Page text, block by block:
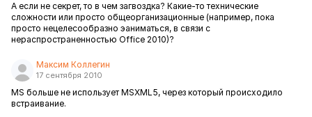
А если не секрет, то в чем загвоздка? Какие-то технические
сложности или просто общеорганизационные (например, пока
просто нецелесообразно эаниматься, в связи с
нераспространенностью Office 2010)?
Максим Коллегин
17 сентября 2010
MS больше не использует MSXML5, через который происходило
встраивание.